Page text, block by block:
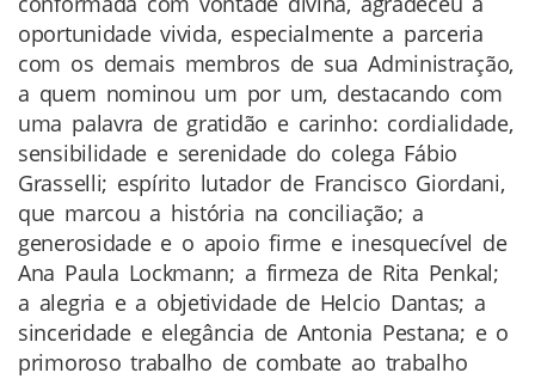
oportunidade vivida, especialmente a parceria
com os demais membros de sua Administração,
a quem nominou um por um, destacando com
uma palavra de gratidão e carinho: cordialidade,
sensibilidade e serenidade do colega Fábio
Grasselli; espírito lutador de Francisco Giordani,
que marcou a história na conciliação; a
generosidade e o apoio firme e inesquecível de
Ana Paula Lockmann; a firmeza de Rita Penkal;
a alegria e a objetividade de Helcio Dantas; a
sinceridade e elegância de Antonia Pestana; e o
primoroso trabalho de combate ao trabalho